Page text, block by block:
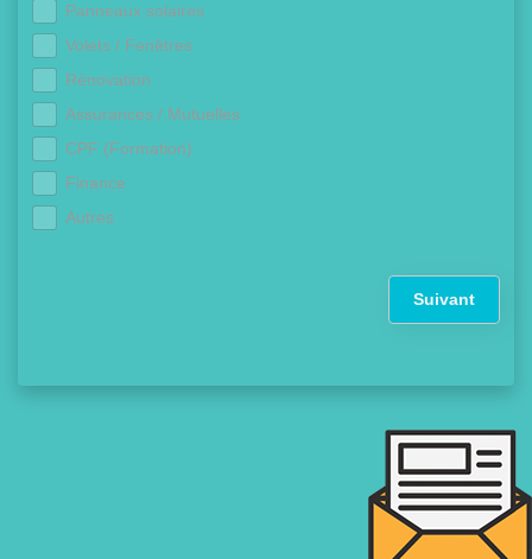
Panneaux solaires
Volets / Fenêtres
Rénovation
Assurances / Mutuelles
CPF (Formation)
Finance
Autres
Suivant